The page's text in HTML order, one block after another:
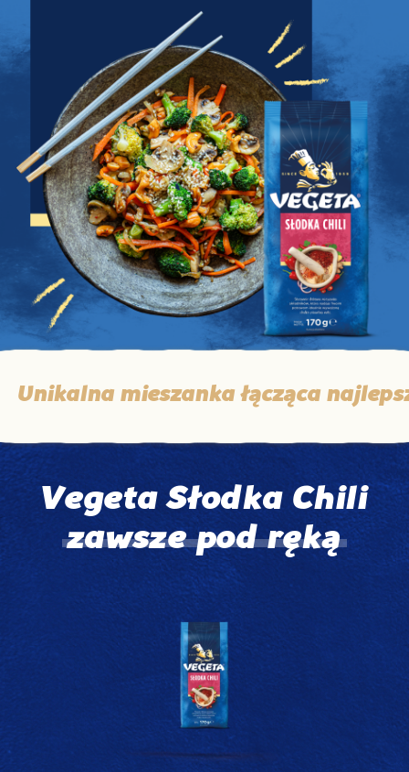
mieszanka łącząca
Vegeta Słodka Chili
zawsze pod ręką